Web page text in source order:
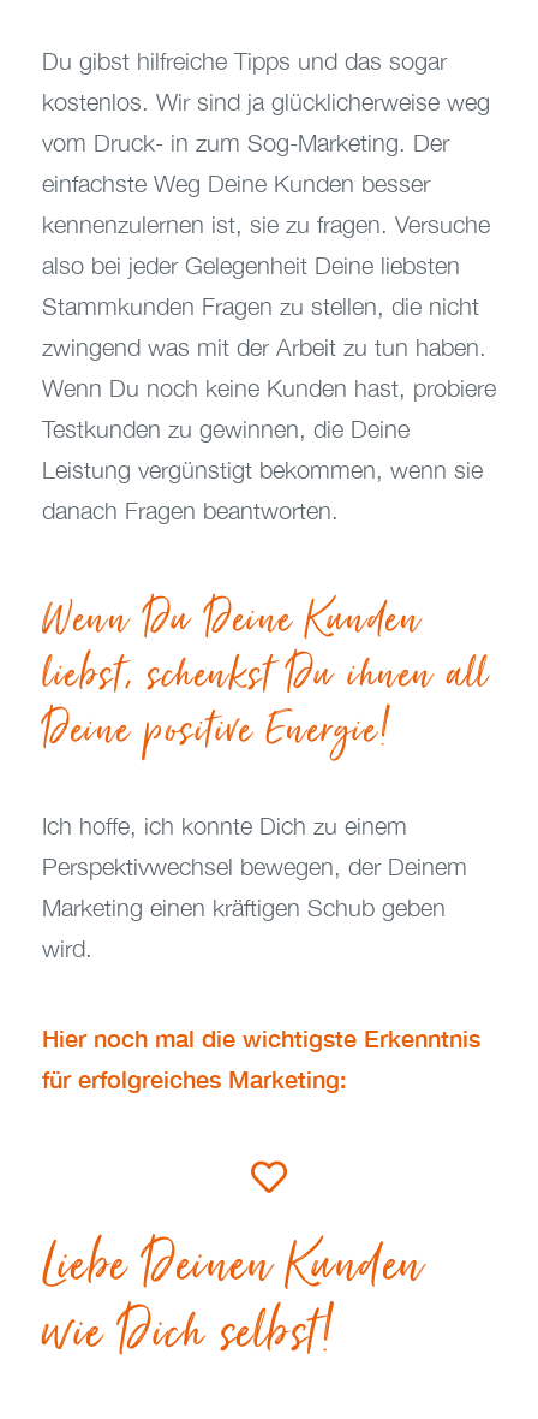
Du gibst hilfreiche Tipps und das sogar
kostenlos. Wir sind ja glücklicherweise weg
vom Druck- in zum Sog-Marketing. Der
einfachste Weg Deine Kunden besser
kennenzulernen ist, sie zu fragen. Versuche
also bei jeder Gelegenheit Deine liebsten
Stammkunden Fragen zu stellen, die nicht
zwingend was mit der Arbeit zu tun haben.
Wenn Du noch keine Kunden hast, probiere
Testkunden zu gewinnen, die Deine
Leistung vergünstigt bekommen, wenn sie
danach Fragen beantworten.
Wenn Du Deine Kunden
liebst, schenkst Du ihnen all
Deine positive Energie!
Ich hoffe, ich konnte Dich zu einem
Perspektivwechsel bewegen, der Deinem
Marketing einen kräftigen Schub geben
wird.
Hier noch mal die wichtigste Erkenntnis
für erfolgreiches Marketing:
Liebe Deinen Kunden
wie Dich selbst!